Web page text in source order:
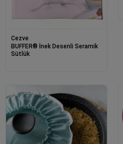
Cezve
BUFFER® İnek Desenli Seramik
Sütlük